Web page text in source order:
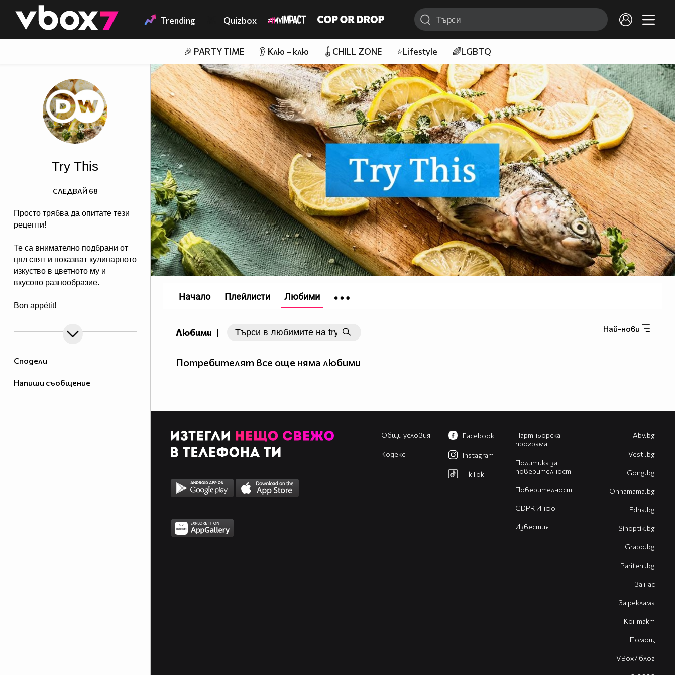
👾 Trending Quizbox
🎉 PARTY TIME 👂 Клю – клю 🪀CHILL ZONE ⭐Lifestyle 🌈LGBTQ
Сподели
Напиши съобщение
Try This
Просто трябва да опитате тези
рецепти!
Те са внимателно подбрани от
цял свят и показват кулинарното
изкуство в цветното му и
вкусово разнообразие.
Bon appétit!
СЛЕДВАЙ 68
Любими | Най-нови
Потребителят все още няма любими
Начало Плейлисти Любими
Общи условия
Кодекс
Партньорска
програма
Политика за
поверителност
Поверителност
GDPR Инфо
Известия
Facebook
Instagram
TikTok
Abv.bg
Vesti.bg
Gong.bg
Оhnamama.bg
Edna.bg
Sinoptik.bg
Grabo.bg
Pariteni.bg
За нас
За реклама
Контакт
Помощ
VBox7 блог